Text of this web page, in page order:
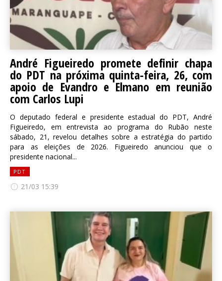
André Figueiredo promete definir chapa
do PDT na próxima quinta-feira, 26, com
apoio de Evandro e Elmano em reunião
com Carlos Lupi
O deputado federal e presidente estadual do PDT, André
Figueiredo, em entrevista ao programa do Rubão neste
sábado, 21, revelou detalhes sobre a estratégia do partido
para as eleições de 2026. Figueiredo anunciou que o
presidente nacional...
PDT
21/03 15:39